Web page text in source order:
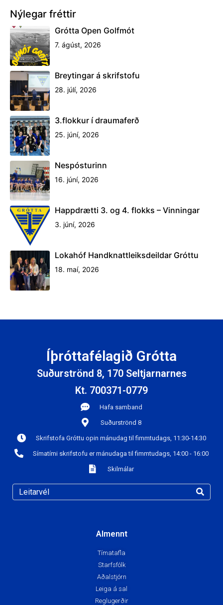
Nýlegar fréttir
Grótta Open Golfmót
7. ágúst, 2026
Breytingar á skrifstofu
28. júlí, 2026
3.flokkur í draumaferð
25. júní, 2026
Nespósturinn
16. júní, 2026
Happdrætti 3. og 4. flokks – Vinningar
3. júní, 2026
Lokahóf Handknattleiksdeildar Gróttu
18. maí, 2026
Íþróttafélagið Grótta
Suðurströnd 8, 170 Seltjarnarnes
Kt. 700371-0779
Hafa samband
Suðurströnd 8
Skrifstofa Gróttu opin mánudag til fimmtudags, 11:30-14:30
Símatími skrifstofu er mánudaga til fimmtudags, 14:00 - 16:00
Skilmálar
Almennt
Tímatafla
Starfsfólk
Aðalstjórn
Leiga á sal
Reglugerðir